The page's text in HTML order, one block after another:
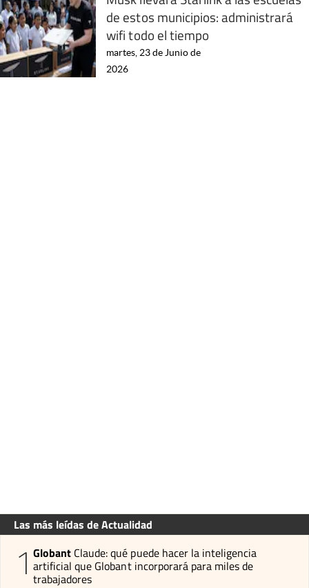
de estos municipios: administrará
wifi todo el tiempo
martes, 23 de Junio de
2026
Las más leídas de Actualidad
1 Globant Claude: qué puede hacer la inteligencia
artificial que Globant incorporará para miles de
trabajadores